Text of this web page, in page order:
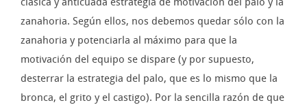
zanahoria. Según ellos, nos debemos quedar sólo con la
zanahoria y potenciarla al máximo para que la
motivación del equipo se dispare (y por supuesto,
desterrar la estrategia del palo, que es lo mismo que la
bronca, el grito y el castigo). Por la sencilla razón de que